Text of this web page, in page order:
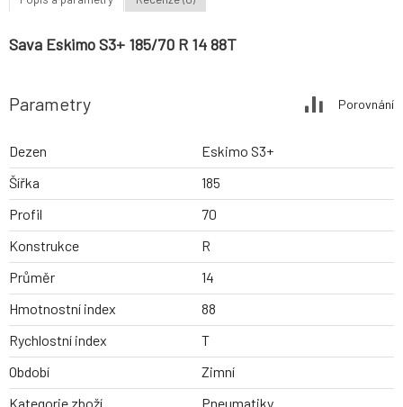
Sava Eskimo S3+ 185/70 R 14 88T
Parametry Porovnání
Dezen
Eskimo S3+
Šířka
185
Profil
70
Konstrukce
R
Průměr
14
Hmotnostní index
88
Rychlostní index
T
Období
Zimní
Kategorie zboží
Pneumatiky